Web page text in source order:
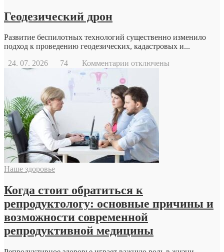
Геодезический дрон
Развитие беспилотных технологий существенно изменило
подход к проведению геодезических, кадастровых и...
24. 07. 2026
74 Комментарии к
дрон
отключены
Наше здоровье
Когда стоит обратиться к
репродуктологу: основные причины и
возможности современной
репродуктивной медицины